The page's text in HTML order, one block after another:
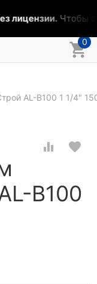
лицензии.Чтобы
0
AL-B100 1 1/4"
B100